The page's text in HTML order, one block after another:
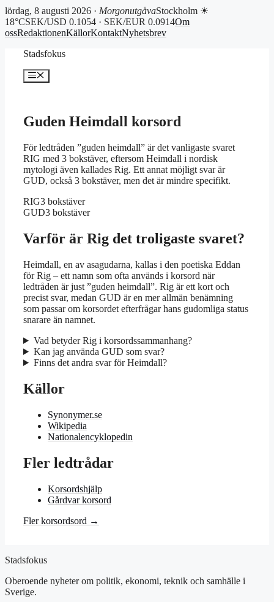
lördag, 8 augusti 2026 · MorgonutgåvaStockholm ☀
18°CSEK/USD 0.1054 · SEK/EUR 0.0914Om
ossRedaktionenKällorKontaktNyhetsbrev
Stadsfokus
Meny
Guden Heimdall korsord
För ledtråden ”guden heimdall” är det vanligaste svaret
RIG med 3 bokstäver, eftersom Heimdall i nordisk
mytologi även kallades Rig. Ett annat möjligt svar är
GUD, också 3 bokstäver, men det är mindre specifikt.
RIG3 bokstäver
GUD3 bokstäver
Varför är Rig det troligaste svaret?
Heimdall, en av asagudarna, kallas i den poetiska Eddan
för Rig – ett namn som ofta används i korsord när
ledtråden är just ”guden heimdall”. Rig är ett kort och
precist svar, medan GUD är en mer allmän benämning
som passar om korsordet efterfrågar hans gudomliga status
snarare än namnet.
Vad betyder Rig i korsordssammanhang?
Kan jag använda GUD som svar?
Finns det andra svar för Heimdall?
Källor
Synonymer.se
Wikipedia
Nationalencyklopedin
Fler ledtrådar
Korsordshjälp
Gårdvar korsord
Fler korsordsord →
Stadsfokus
Oberoende nyheter om politik, ekonomi, teknik och samhälle i
Sverige.